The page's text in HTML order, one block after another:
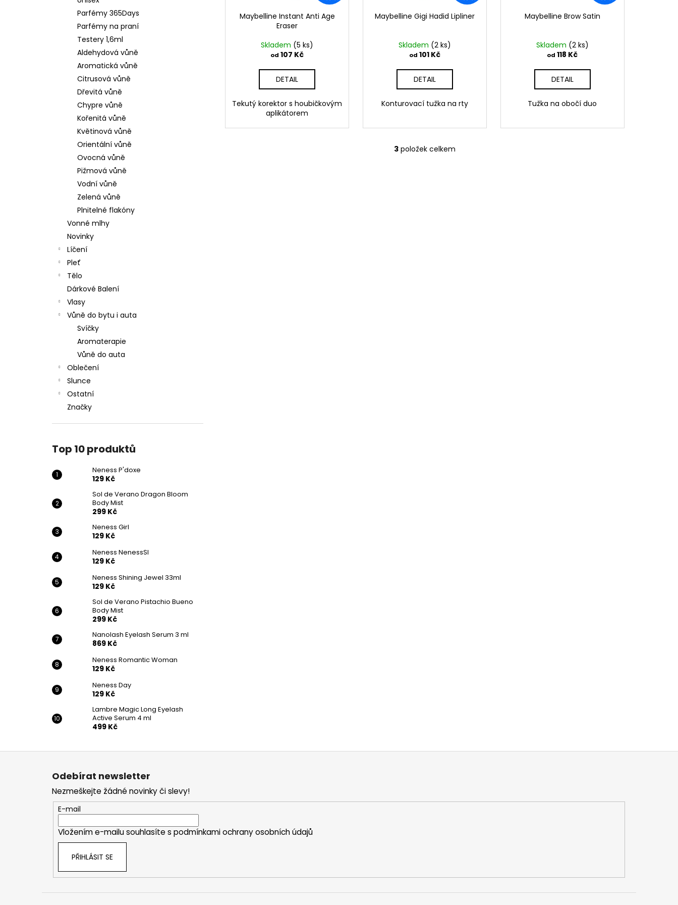
Parfémy 365Days
Parfémy na praní
Testery 1,6ml
Aldehydová vůně
Aromatická vůně
Citrusová vůně
Dřevitá vůně
Chypre vůně
Kořenitá vůně
Květinová vůně
Orientální vůně
Ovocná vůně
Pižmová vůně
Vodní vůně
Zelená vůně
Plnitelné flakóny
Vonné mlhy
Novinky
Líčení
Pleť
Tělo
Dárkové Balení
Vlasy
Vůně do bytu i auta
Svíčky
Aromaterapie
Vůně do auta
Oblečení
Slunce
Ostatní
Značky
Top 10 produktů
Neness P'doxe
129 Kč
Sol de Verano Dragon Bloom
Body Mist
299 Kč
Neness Girl
129 Kč
Neness NenessSI
129 Kč
Neness Shining Jewel 33ml
129 Kč
Sol de Verano Pistachio Bueno
Body Mist
299 Kč
Nanolash Eyelash Serum 3 ml
869 Kč
Neness Romantic Woman
129 Kč
Neness Day
129 Kč
Lambre Magic Long Eyelash
Active Serum 4 ml
499 Kč
Maybelline Instant Anti Age
Eraser
Skladem (5 ks)
od 107 Kč
DETAIL
Tekutý korektor s houbičkovým
aplikátorem
Maybelline Gigi Hadid Lipliner
Skladem (2 ks)
od 101 Kč
DETAIL
Konturovací tužka na rty
Maybelline Brow Satin
Skladem (2 ks)
od 118 Kč
DETAIL
Tužka na obočí duo
O
3 položek celkem
Odebírat newsletter
Nezmeškejte žádné novinky či slevy!
E-mail
Vložením e-mailu souhlasíte s podmínkami ochrany osobních údajů
PŘIHLÁSIT SE